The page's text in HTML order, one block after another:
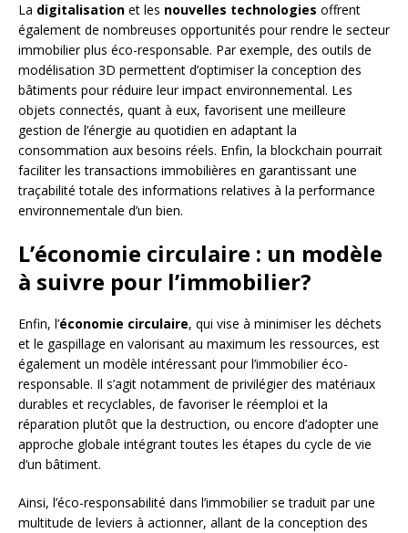
La digitalisation et les nouvelles technologies offrent
également de nombreuses opportunités pour rendre le secteur
immobilier plus éco-responsable. Par exemple, des outils de
modélisation 3D permettent d’optimiser la conception des
bâtiments pour réduire leur impact environnemental. Les
objets connectés, quant à eux, favorisent une meilleure
gestion de l’énergie au quotidien en adaptant la
consommation aux besoins réels. Enfin, la blockchain pourrait
faciliter les transactions immobilières en garantissant une
traçabilité totale des informations relatives à la performance
environnementale d’un bien.
L’économie circulaire : un modèle
à suivre pour l’immobilier?
Enfin, l’économie circulaire, qui vise à minimiser les déchets
et le gaspillage en valorisant au maximum les ressources, est
également un modèle intéressant pour l’immobilier éco-
responsable. Il s’agit notamment de privilégier des matériaux
durables et recyclables, de favoriser le réemploi et la
réparation plutôt que la destruction, ou encore d’adopter une
approche globale intégrant toutes les étapes du cycle de vie
d’un bâtiment.
Ainsi, l’éco-responsabilité dans l’immobilier se traduit par une
multitude de leviers à actionner, allant de la conception des